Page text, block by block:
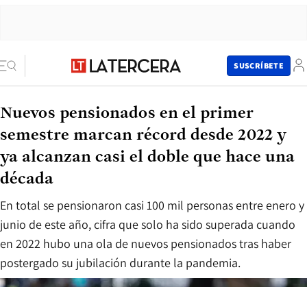
SUSCRÍBETE
En total se pensionaron casi 100 mil personas entre enero y
junio de este año, cifra que solo ha sido superada cuando
en 2022 hubo una ola de nuevos pensionados tras haber
postergado su jubilación durante la pandemia.
Nuevos pensionados en el primer
semestre marcan récord desde 2022 y
ya alcanzan casi el doble que hace una
década